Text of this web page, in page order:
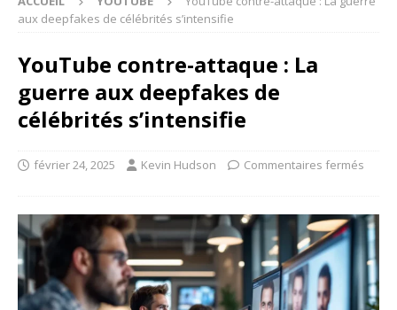
aux deepfakes de célébrités s’intensifie
YouTube contre-attaque : La
guerre aux deepfakes de
célébrités s’intensifie
février 24, 2025 Kevin Hudson Commentaires fermés